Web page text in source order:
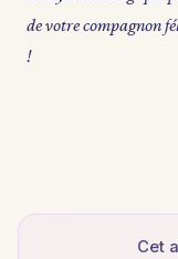
de votre compagnon
!
Cet